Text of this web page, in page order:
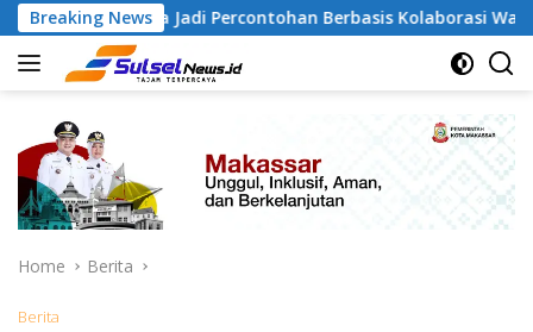
Skip
to
content
Breaking News
Jadi Percontohan Berbasis Kolaborasi Warga
Home Berita
Berita